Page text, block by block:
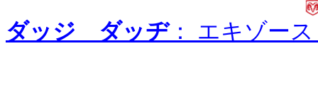
ダッジ ダッヂ： エキゾー